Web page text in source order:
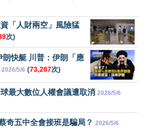
「人財兩空」風險猛
次)
朗快艇 川普：伊朗「應
2026/5/6 (73,287次)
最大數位人權會議遭取消 2026/5/6
奇五中全會接班是騙局？ 2026/5/6